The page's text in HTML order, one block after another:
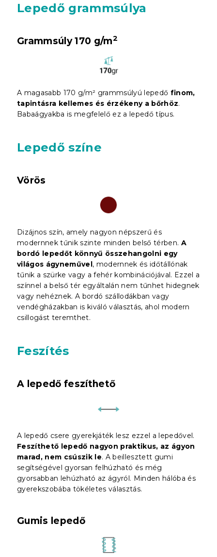
Lepedő grammsúlya
Grammsúly 170 g/m2
A magasabb 170 g/m² grammsúlyú lepedő finom,
tapintásra kellemes és érzékeny a bőrhöz.
Babaágyakba is megfelelő ez a lepedő típus.
Lepedő színe
Vörös
Dizájnos szín, amely nagyon népszerű és
modernnek tűnik szinte minden belső térben. A
bordó lepedőt könnyű összehangolni egy
világos ágyneművel, modernnek és időtállónak
tűnik a szürke vagy a fehér kombinációjával. Ezzel a
színnel a belső tér egyáltalán nem tűnhet hidegnek
vagy nehéznek. A bordó szállodákban vagy
vendégházakban is kiváló választás, ahol modern
csillogást teremthet.
Feszítés
A lepedő feszíthető
A lepedő csere gyerekjáték lesz ezzel a lepedővel.
Feszíthető lepedő nagyon praktikus, az ágyon
marad, nem csúszik le. A beillesztett gumi
segítségével gyorsan felhúzható és még
gyorsabban lehúzható az ágyról. Minden hálóba és
gyerekszobába tökéletes választás.
Gumis lepedő